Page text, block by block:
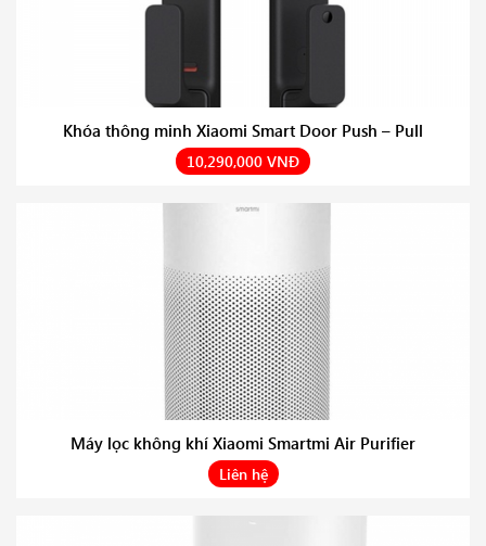
Khóa thông minh Xiaomi Smart Door Push – Pull
10,290,000 VNĐ
Máy lọc không khí Xiaomi Smartmi Air Purifier
Liên hệ